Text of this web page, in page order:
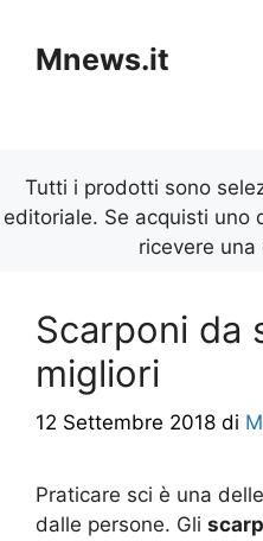
contenuto
Mnews.it
Tutti i prodotti sono
editoriale. Se acquisti uno
ricevere una
Scarponi da
migliori
12 Settembre 2018 di
Praticare sci è una
dalle persone. Gli